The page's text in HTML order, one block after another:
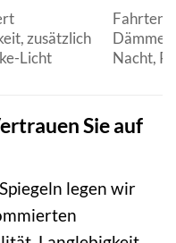
zusätzlich
Licht
Fahrten
Nacht,
Sie auf
legen wir